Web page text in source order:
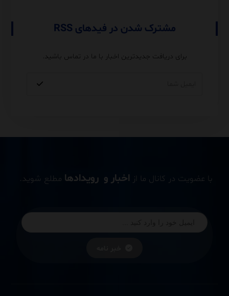
مشترک شدن در فیدهای RSS
برای دریافت جدیدترین اخبار با ما در تماس باشید.
با عضویت در کانال ما از اخبار و رویدادها مطلع شوید.